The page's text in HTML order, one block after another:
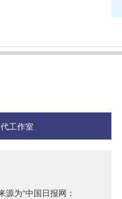
工作室
源为“中国日报网：